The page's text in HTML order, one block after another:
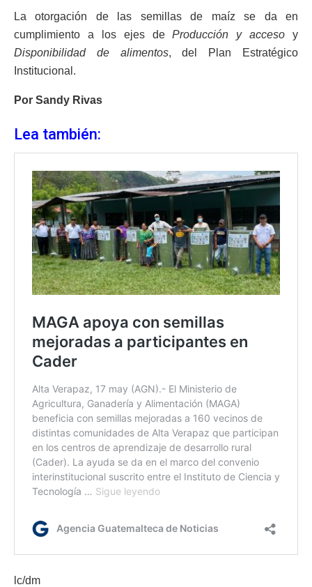
La otorgación de las semillas de maíz se da en
cumplimiento a los ejes deProducción y acceso y
Disponibilidad de alimentos, del Plan Estratégico
Institucional.
Por Sandy Rivas
Lea también:
lc/dm